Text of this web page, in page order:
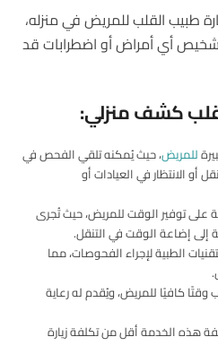
طبيب القلب للمريض في منزله،
أي أمراض أو اضطرابات قد
كشف منزلي:
للمريض، حيث يُمكنه تلقي الفحص في
أو الانتظار في العيادات أو
توفير الوقت للمريض، حيث تُجرى
إلى إضاعة الوقت في التنقل.
الطبية لإجراء الفحوصات، مما
كافيًا للمريض، ويُقدم له رعاية
هذه الخدمة أقل من تكلفة زيارة